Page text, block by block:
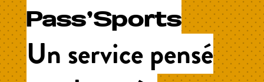
Pass’Sports
Un service pensé